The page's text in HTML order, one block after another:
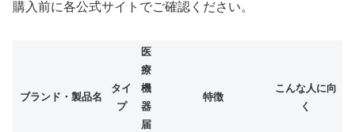
購入前に各公式サイトでご確認ください。
ブランド・製品名
タイ
プ
医
療
機
器
届
特徴
こんな人に向
く